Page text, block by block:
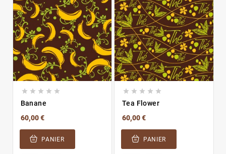
    
Banane
60,00 €
PANIER
    
Tea Flower
60,00 €
PANIER